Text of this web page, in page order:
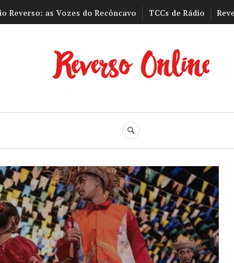
Reverso: as Vozes do Recôncavo TCCs de Rádio
Reverso
BUSCA